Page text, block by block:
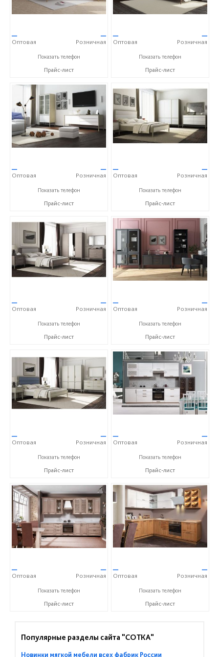
—
Оптовая
—
Розничная
+375(1771)3-14-32
Показать телефон
Прайс-лист
—
Оптовая
—
Розничная
+375(1771)3-14-32
Показать телефон
Прайс-лист
—
Оптовая
—
Розничная
+375(1771)3-14-32
Показать телефон
Прайс-лист
—
Оптовая
—
Розничная
+375(1771)3-14-32
Показать телефон
Прайс-лист
—
Оптовая
—
Розничная
+375(1771)3-14-32
Показать телефон
Прайс-лист
—
Оптовая
—
Розничная
+375(1771)3-14-32
Показать телефон
Прайс-лист
—
Оптовая
—
Розничная
+375(1771)3-14-32
Показать телефон
Прайс-лист
—
Оптовая
—
Розничная
+375(1771)3-14-32
Показать телефон
Прайс-лист
—
Оптовая
—
Розничная
+375(1771)3-14-32
Показать телефон
Прайс-лист
—
Оптовая
—
Розничная
+375(1771)3-14-32
Показать телефон
Прайс-лист
Популярные разделы сайта "СОТКА"
Новинки мягкой мебели всех фабрик России